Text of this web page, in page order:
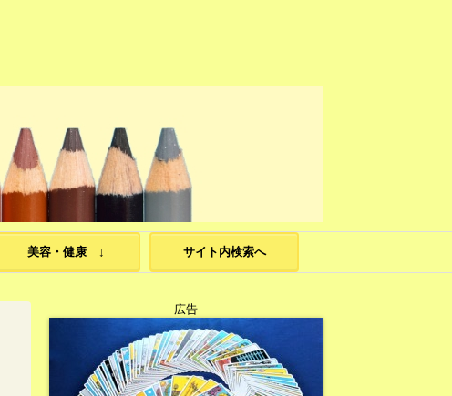
美容・健康 ↓ サイト内検索へ
広告